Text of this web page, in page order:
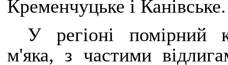
Кременчуцьке і Канівське.
У регіоні помірний
м'яка, з частими